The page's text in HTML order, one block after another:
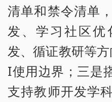
清单和禁令清单
发、学习社区优
发、循证教研等
I使用边界；三是
支持教师开发学